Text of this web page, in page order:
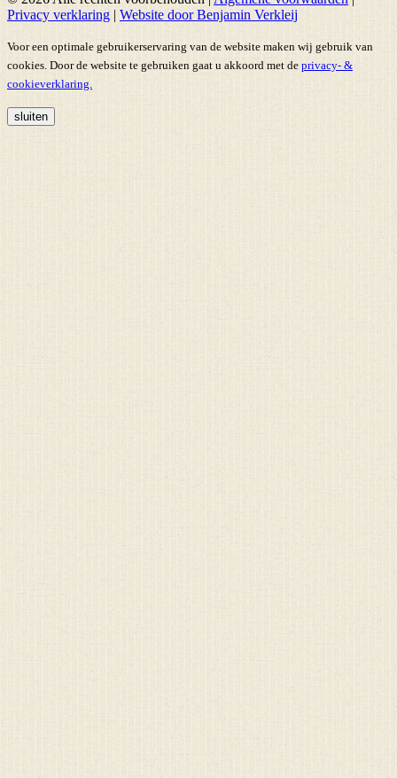
Privacy verklaring | Website door Benjamin Verkleij
Voor een optimale gebruikerservaring van de website maken wij gebruik van
cookies. Door de website te gebruiken gaat u akkoord met de privacy- &
cookieverklaring.
sluiten